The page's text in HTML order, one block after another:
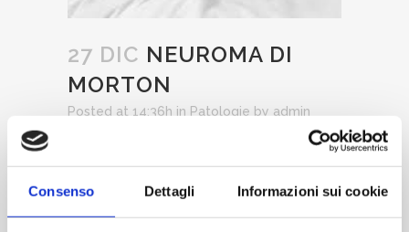
Consenso Dettagli Informazioni sui cookie
27 DIC NEUROMA DI
MORTON
Posted at 14:36h in Patologie by admin
dolore , dolorealpiede